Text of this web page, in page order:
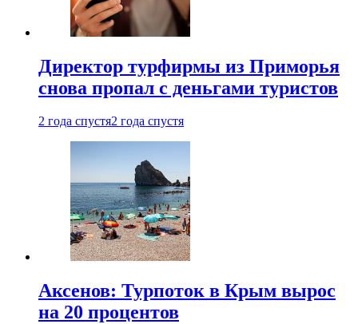
Директор турфирмы из Приморья
снова пропал с деньгами туристов
2 года спустя2 года спустя
Аксенов: Турпоток в Крым вырос
на 20 процентов